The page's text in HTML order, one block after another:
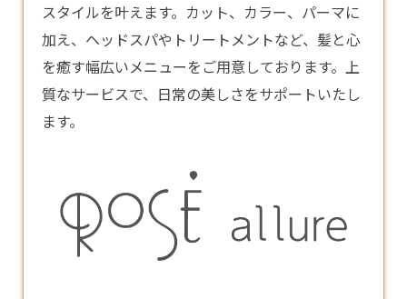
スタイルを叶えます。カット、カラー、パーマに
加え、ヘッドスパやトリートメントなど、髪と心
を癒す幅広いメニューをご用意しております。上
質なサービスで、日常の美しさをサポートいたし
ます。